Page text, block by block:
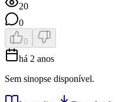
20
0
0
há 2 anos
Sem sinopse disponível.